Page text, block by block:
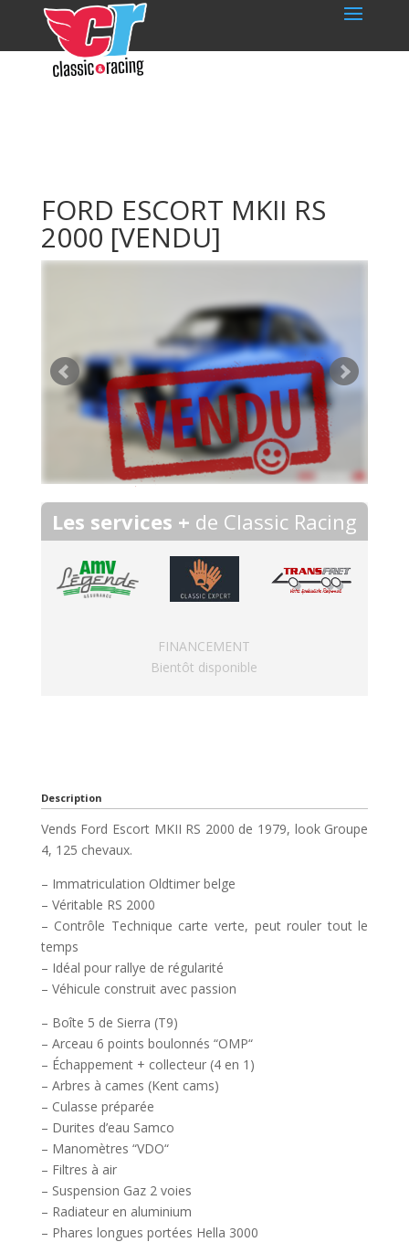
FORD ESCORT MKII RS
2000 [VENDU]
Les services + de Classic Racing
FINANCEMENT
Bientôt disponible
Description
Vends Ford Escort MKII RS 2000 de 1979, look Groupe
4, 125 chevaux.
– Immatriculation Oldtimer belge
– Véritable RS 2000
– Contrôle Technique carte verte, peut rouler tout le
temps
– Idéal pour rallye de régularité
– Véhicule construit avec passion
– Boîte 5 de Sierra (T9)
– Arceau 6 points boulonnés “OMP“
– Échappement + collecteur (4 en 1)
– Arbres à cames (Kent cams)
– Culasse préparée
– Durites d’eau Samco
– Manomètres “VDO“
– Filtres à air
– Suspension Gaz 2 voies
– Radiateur en aluminium
– Phares longues portées Hella 3000